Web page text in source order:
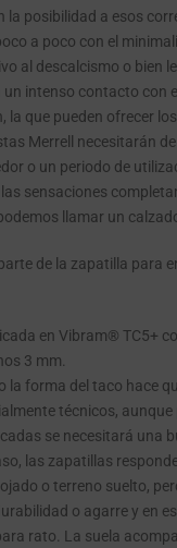
la posibilidad a esos
a poco con el
al descalcismo o bien
un intenso contacto con
la que pueden ofrecer
Merrell necesitarán
o un periodo de
sensaciones
llamar un
de la zapatilla para
en Vibram® TC5+
3 mm.
la forma del taco hace
técnicos, aunque
se necesitará una
las zapatillas
o terreno suelto,
o agarre y en
rato. La suela